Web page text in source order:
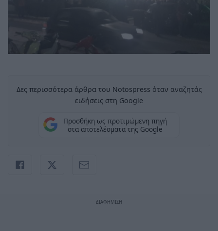
Δες περισσότερα άρθρα του Notospress όταν αναζητάς
ειδήσεις στη Google
Προσθήκη ως προτιμώμενη πηγή
στα αποτελέσματα της Google